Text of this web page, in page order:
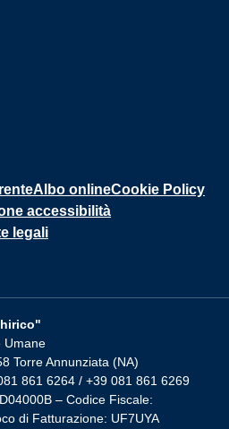
Albo onlineCookie Policy
accessibilità
legali
Umane
Torre Annunziata (NA)
861 6264 / +39 081 861 6269
– Codice Fiscale:
di Fatturazione: UF7UYA